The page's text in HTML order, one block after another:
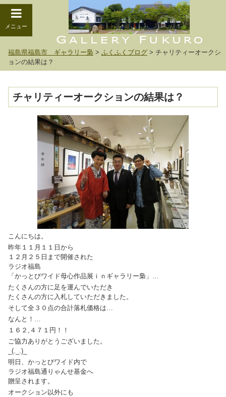
メニュー
福島県福島市 ギャラリー梟 > ふくふくブログ > チャリティーオークシ
ョンの結果は？
チャリティーオークションの結果は？
こんにちは。
昨年１１月１１日から
１２月２５日まで開催された
ラジオ福島
「かっとびワイド母心作品展ｉｎギャラリー梟」…
たくさんの方に足を運んでいただき
たくさんの方に入札していただきました。
そして全３０点の合計落札価格は…
なんと！…
１６２,４７１円！！
ご協力ありがとうございました。
_(._.)_
明日、かっとびワイド内で
ラジオ福島通りゃんせ基金へ
贈呈されます。
オークション以外にも